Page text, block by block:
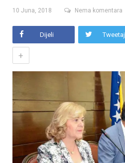
10 Juna, 2018 Nema komentara
Dijeli Tweetaj
+